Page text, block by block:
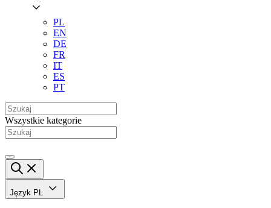
PL
EN
DE
FR
IT
ES
PT
Wszystkie kategorie
Język PL